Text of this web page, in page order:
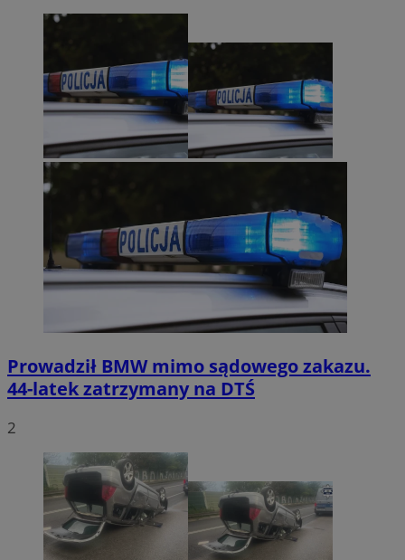
Prowadził BMW mimo sądowego zakazu.
44-latek zatrzymany na DTŚ
2